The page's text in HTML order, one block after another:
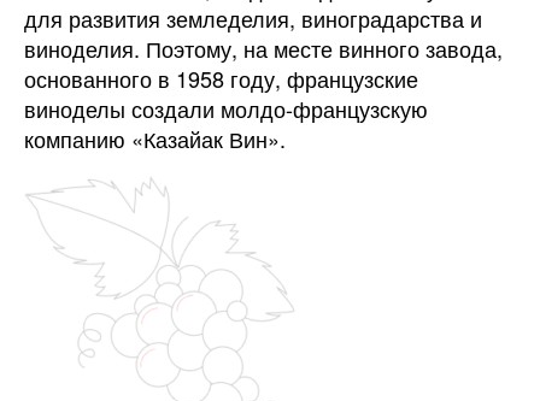
для развития земледелия, виноградарства и
виноделия. Поэтому, на месте винного завода,
основанного в 1958 году, французские
виноделы создали молдо-французскую
компанию «Казайак Вин».